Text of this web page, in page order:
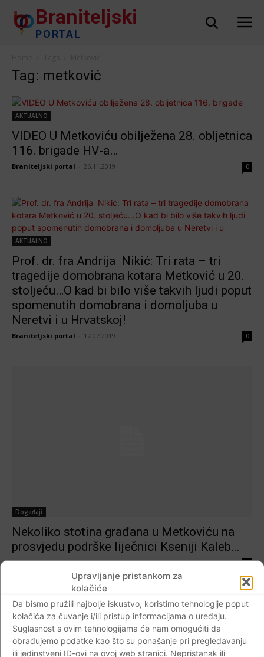
Upravljanje pristankom za
kolačiće
Da bismo pružili najbolje iskustvo, koristimo tehnologije poput
kolačića za čuvanje i/ili pristup informacijama o uređaju.
Suglasnost s ovim tehnologijama će nam omogućiti da
obrađujemo podatke kao što su ponašanje pri pregledavanju
ili jedinstveni ID-ovi na ovoj web stranici. Nepristanak ili
Braniteljski
PORTAL
Tag: metković
AKTUALNO
VIDEO U Metkoviću obilježena 28. obljetnica
116. brigade HV-a…
Braniteljski portal 26.11.2019 0
AKTUALNO
Prof. dr. fra Andrija Nikić: Tri rata – tri
tragedije domobrana kotara Metković u 20.
stoljeću…O kad bi bilo više takvih ljudi poput
spomenutih domobrana i domoljuba u
Neretvi i u Hrvatskoj!
Braniteljski portal 17.07.2019 0
Događaji
Nekoliko stotina građana u Metkoviću na
prosvjedu podrške liječnici Kseniji Kaleb…
Braniteljski portal - 14.01.2019 0
Događaji
GI ‘Sinovi i kćeri Metkovića’ poziva na
prosvjed potpore dr. Kseniji Kaleb